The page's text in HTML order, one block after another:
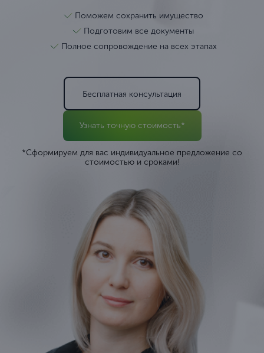
Поможем сохранить имущество
Подготовим все документы
Полное сопровождение на всех этапах
Бесплатная консультация
Узнать точную стоимость*
*Сформируем для вас индивидуальное предложение со
стоимостью и сроками!